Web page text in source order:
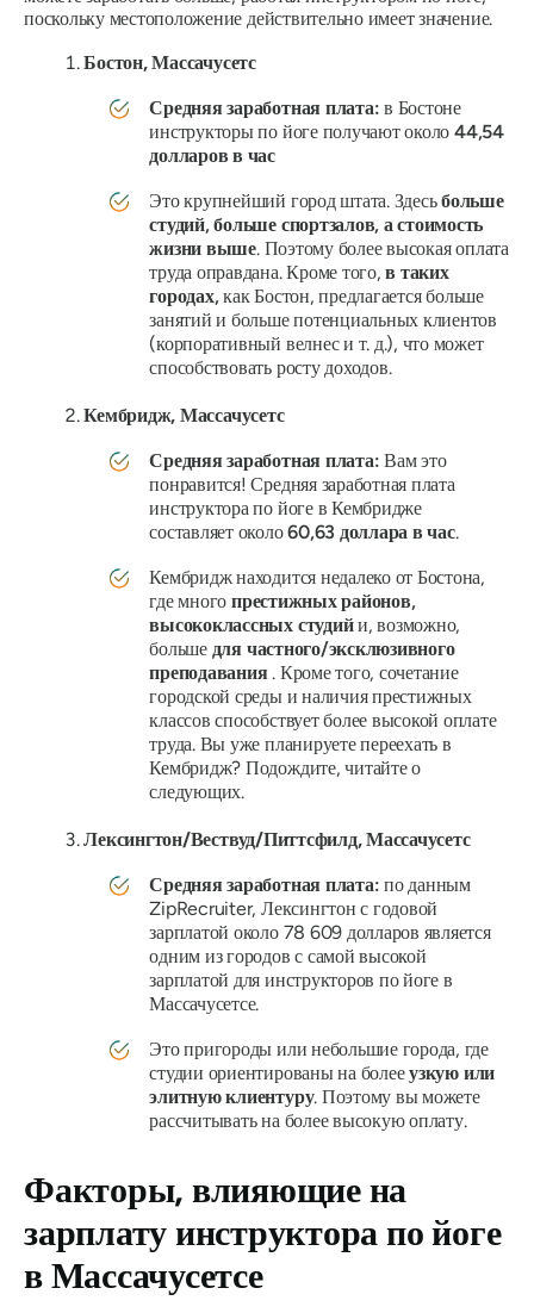
поскольку местоположение действительно имеет значение.
Бостон, Массачусетс
Средняя заработная плата: в Бостоне
инструкторы по йоге получают около 44,54
долларов в час
Это крупнейший город штата. Здесьбольше
студий, больше спортзалов, а стоимость
жизни выше. Поэтому более высокая оплата
труда оправдана. Кроме того,в таких
городах,как Бостон, предлагается больше
занятий и больше потенциальных клиентов
(корпоративный велнес и т. д.), что может
способствовать росту доходов.
Кембридж, Массачусетс
Средняя заработная плата: Вам это
понравится! Средняя заработная плата
инструктора по йоге в Кембридже
составляет около60,63 доллара в час.
Кембридж находится недалеко от Бостона,
где много престижных районов,
высококлассных студийи, возможно,
больше для частного/эксклюзивного
преподавания. Кроме того, сочетание
городской среды и наличия престижных
классов способствует более высокой оплате
труда. Вы уже планируете переехать в
Кембридж? Подождите, читайте о
следующих.
Лексингтон/Вествуд/Питтсфилд, Массачусетс
Средняя заработная плата: по данным
ZipRecruiter, Лексингтон с годовой
зарплатой около 78 609 долларов является
одним из городов с самой высокой
зарплатой для инструкторов по йоге в
Массачусетсе.
Это пригороды или небольшие города, где
студии ориентированы на болееузкую или
элитную клиентуру. Поэтому вы можете
рассчитывать на более высокую оплату.
Факторы, влияющие на
зарплату инструктора по йоге
в Массачусетсе